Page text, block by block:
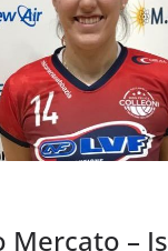
Mercato –